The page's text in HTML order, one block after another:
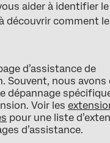
aider à identifier le
découvrir comment le
d’assistance de
Souvent, nous avons
dépannage
Voir les
pour une liste
d’assistance.